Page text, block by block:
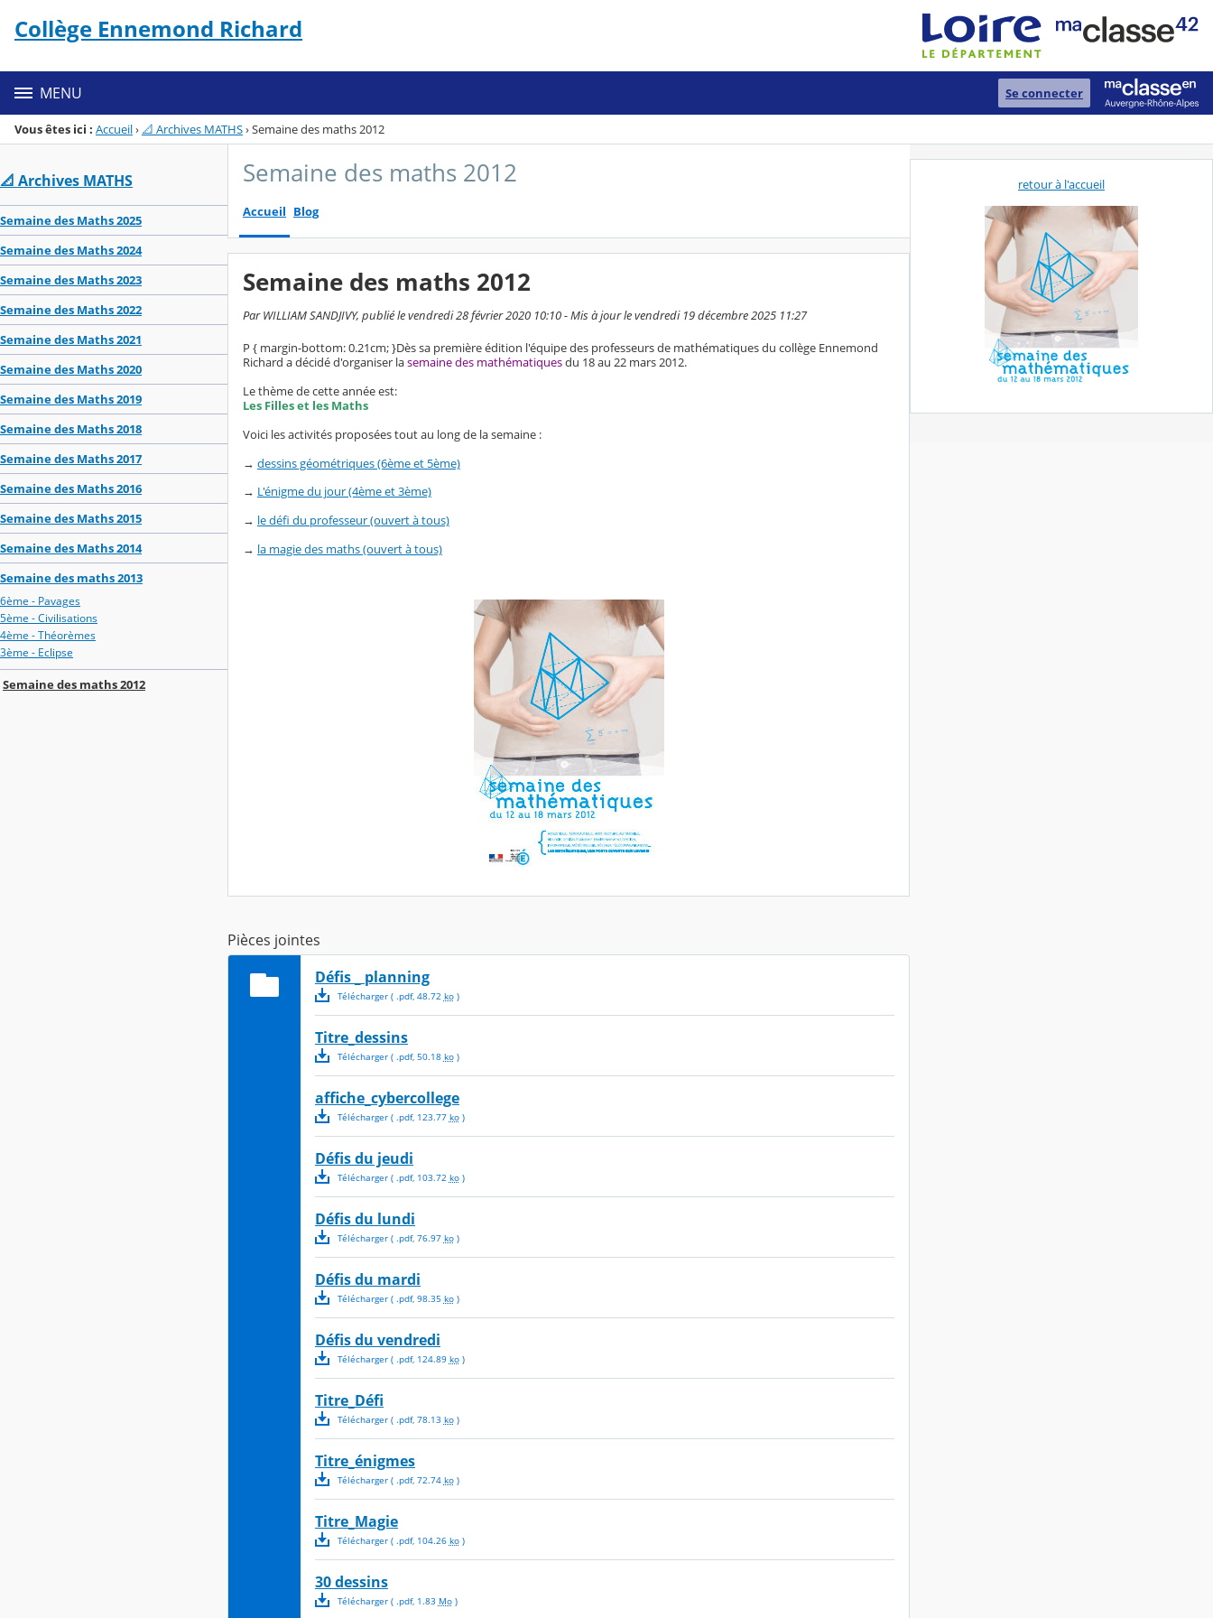
Menu de la rubrique
Contenu
Collège Ennemond Richard
MENU Se connecter
Vous êtes ici : Accueil›📐 Archives MATHS›Semaine des maths 2012
📐 Archives MATHS
Semaine des Maths 2025
Semaine des Maths 2024
Semaine des Maths 2023
Semaine des Maths 2022
Semaine des Maths 2021
Semaine des Maths 2020
Semaine des Maths 2019
Semaine des Maths 2018
Semaine des Maths 2017
Semaine des Maths 2016
Semaine des Maths 2015
Semaine des Maths 2014
Semaine des maths 2013
6ème - Pavages
5ème - Civilisations
4ème - Théorèmes
3ème - Eclipse
Semaine des maths 2012
Semaine des maths 2012
Accueil Blog
Semaine des maths 2012
Par WILLIAM SANDJIVY, publié le vendredi 28 février 2020 10:10 - Mis à jour le vendredi 19 décembre 2025 11:27
P { margin-bottom: 0.21cm; }Dès sa première édition l'équipe des professeurs de mathématiques du collège Ennemond
Richard a décidé d'organiser lasemaine des mathématiquesdu 18 au 22 mars 2012.
Le thème de cette année est:
Les Filles et les Maths
Voici les activités proposées tout au long de la semaine :
→ dessins géométriques (6ème et 5ème)
→ L'énigme du jour (4ème et 3ème)
→ le défi du professeur (ouvert à tous)
→ la magie des maths (ouvert à tous)
Pièces jointes
Défis _ planning
Télécharger( .pdf, 48.72 ko)
Titre_dessins
Télécharger( .pdf, 50.18 ko)
affiche_cybercollege
Télécharger( .pdf, 123.77 ko)
Défis du jeudi
Télécharger( .pdf, 103.72 ko)
Défis du lundi
Télécharger( .pdf, 76.97 ko)
Défis du mardi
Télécharger( .pdf, 98.35 ko)
Défis du vendredi
Télécharger( .pdf, 124.89 ko)
Titre_Défi
Télécharger( .pdf, 78.13 ko)
Titre_énigmes
Télécharger( .pdf, 72.74 ko)
Titre_Magie
Télécharger( .pdf, 104.26 ko)
30 dessins
Télécharger( .pdf, 1.83 Mo)
retour à l'accueil